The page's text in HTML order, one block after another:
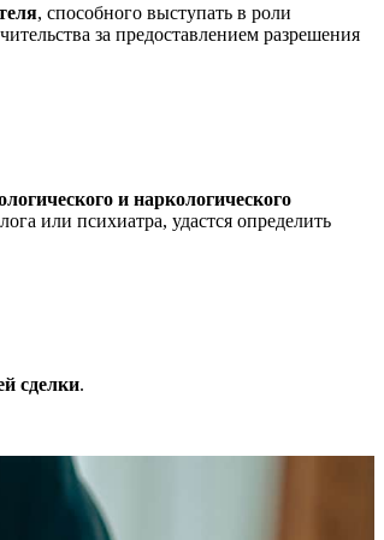
, способного выступать в роли
за предоставлением разрешения
и наркологического
или психиатра, удастся определить
сделки.